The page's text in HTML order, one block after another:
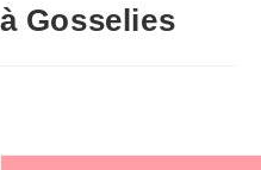
Gosselies